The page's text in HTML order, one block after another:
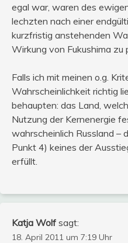
egal war, waren des
lechzten nach einer
kurzfristig anstehenden
Wirkung von Fukushima zu
Falls ich mit meinen o.g.
Wahrscheinlichkeit richtig
behaupten: das Land,
Nutzung der Kernenergie
wahrscheinlich Russland –
Punkt 4) keines der
erfüllt.
Katja Wolf sagt:
18. April 2011 um 7:19 Uhr